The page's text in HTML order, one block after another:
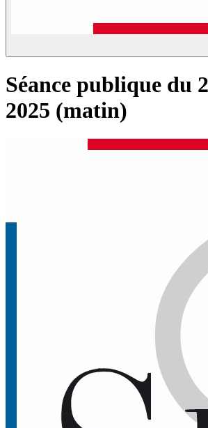
Séance publique du
2025 (matin)